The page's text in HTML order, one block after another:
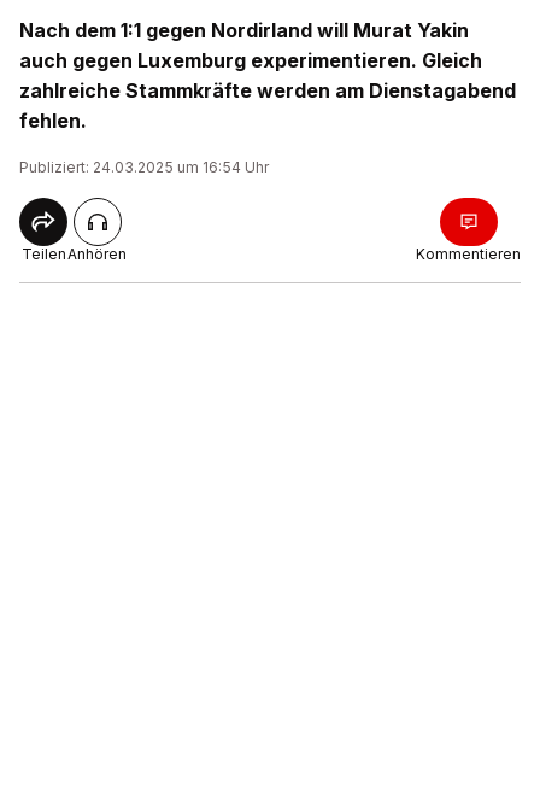
Nach dem 1:1 gegen Nordirland will Murat Yakin
auch gegen Luxemburg experimentieren. Gleich
zahlreiche Stammkräfte werden am Dienstagabend
fehlen.
Publiziert: 24.03.2025 um 16:54 Uhr
TeilenAnhören Kommentieren